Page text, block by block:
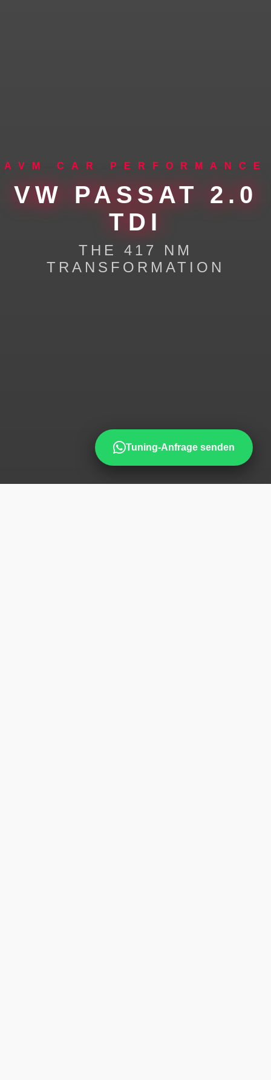
AVM CAR PERFORMANCE
VW PASSAT 2.0
TDI
THE 417 NM
TRANSFORMATION
Tuning-Anfrage senden